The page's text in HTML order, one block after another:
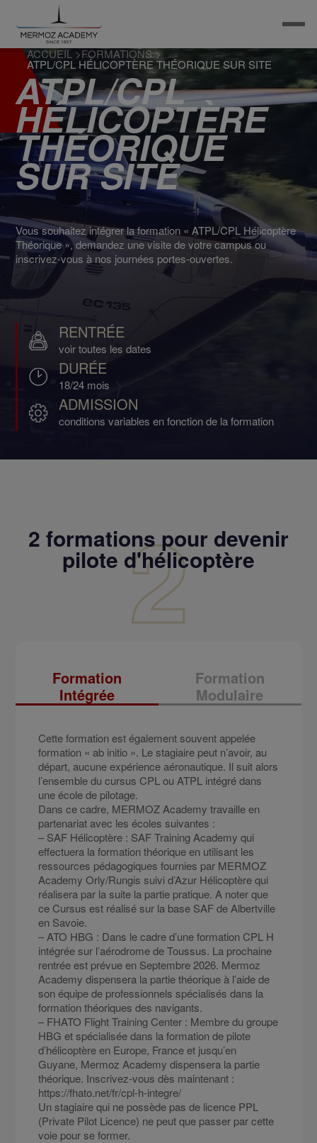
ACCUEIL >FORMATIONS>
ATPL/CPL HÉLICOPTÈRE THÉORIQUE SUR SITE
ATPL/CPL
HÉLICOPTÈRE
THÉORIQUE
SUR SITE
Vous souhaitez intégrer la formation « ATPL/CPL Hélicoptère
Théorique », demandez une visite de votre campus ou
inscrivez-vous à nos journées portes-ouvertes.
RENTRÉE
voir toutes les dates
DURÉE
18/24 mois
ADMISSION
conditions variables en fonction de la formation
2 formations pour devenir
pilote d'hélicoptère
Formation
Intégrée
Formation
Modulaire
Cette formation est également souvent appelée
formation « ab initio ». Le stagiaire peut n’avoir, au
départ, aucune expérience aéronautique. Il suit alors
l’ensemble du cursus CPL ou ATPL intégré dans
une école de pilotage.
Dans ce cadre, MERMOZ Academy travaille en
partenariat avec les écoles suivantes :
– SAF Hélicoptère : SAF Training Academy qui
effectuera la formation théorique en utilisant les
ressources pédagogiques fournies par MERMOZ
Academy Orly/Rungis suivi d’Azur Hélicoptère qui
réalisera par la suite la partie pratique. A noter que
ce Cursus est réalisé sur la base SAF de Albertville
en Savoie.
– ATO HBG : Dans le cadre d’une formation CPL H
intégrée sur l’aérodrome de Toussus. La prochaine
rentrée est prévue en Septembre 2026. Mermoz
Academy dispensera la partie théorique à l’aide de
son équipe de professionnels spécialisés dans la
formation théoriques des navigants.
– FHATO Flight Training Center : Membre du groupe
HBG et spécialisée dans la formation de pilote
d’hélicoptère en Europe, France et jusqu’en
Guyane, Mermoz Academy dispensera la partie
théorique. Inscrivez-vous dès maintenant :
https://fhato.net/fr/cpl-h-integre/
Un stagiaire qui ne possède pas de licence PPL
(Private Pilot Licence) ne peut que passer par cette
voie pour se former.